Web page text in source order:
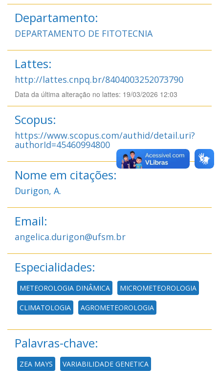
Departamento:
DEPARTAMENTO DE FITOTECNIA
Lattes:
http://lattes.cnpq.br/8404003252073790
Data da última alteração no lattes: 19/03/2026 12:03
Scopus:
https://www.scopus.com/authid/detail.uri?
authorId=45460994800
Nome em citações:
Durigon, A.
Email:
angelica.durigon@ufsm.br
Especialidades:
METEOROLOGIA DINÂMICA MICROMETEOROLOGIA
CLIMATOLOGIA AGROMETEOROLOGIA
Palavras-chave:
ZEA MAYS VARIABILIDADE GENETICA